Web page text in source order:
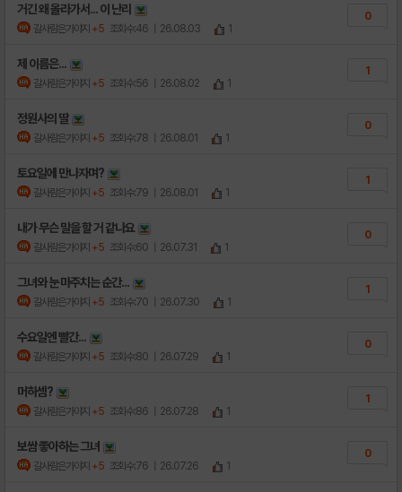
거긴 왜 올라가서... 이 난리
갈사람은가야지 +5 조회수:46 | 26.08.03 1
0
제 이름은...
갈사람은가야지 +5 조회수:56 | 26.08.02 1
1
정원사의 딸
갈사람은가야지 +5 조회수:78 | 26.08.01 1
0
토요일에 만나자며?
갈사람은가야지 +5 조회수:79 | 26.08.01 1
1
내가 무슨 말을 할 거 같나요
갈사람은가야지 +5 조회수:60 | 26.07.31 1
0
그녀와 눈 마주치는 순간...
갈사람은가야지 +5 조회수:70 | 26.07.30 1
1
수요일엔 빨간...
갈사람은가야지 +5 조회수:80 | 26.07.29 1
0
머하셈?
갈사람은가야지 +5 조회수:86 | 26.07.28 1
1
보쌈 좋아하는 그녀
갈사람은가야지 +5 조회수:76 | 26.07.26 1
0